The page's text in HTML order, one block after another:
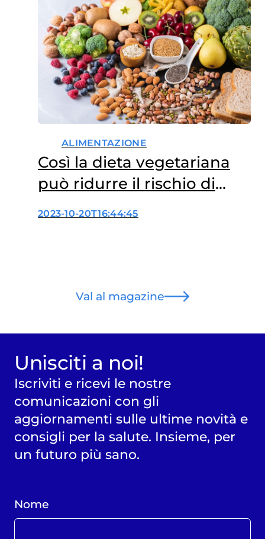
ALIMENTAZIONE
Così la dieta vegetariana
può ridurre il rischio di
tumore
2023-10-20T16:44:45
Val al magazine
Unisciti a noi!
Iscriviti e ricevi le nostre
comunicazioni con gli
aggiornamenti sulle ultime novità e
consigli per la salute. Insieme, per
un futuro più sano.
Nome